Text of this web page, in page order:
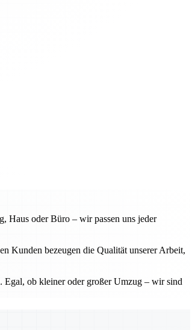
Haus oder Büro – wir passen uns jeder
Kunden bezeugen die Qualität unserer Arbeit,
Egal, ob kleiner oder großer Umzug – wir sind